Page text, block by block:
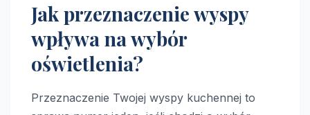
Jak przeznaczenie wyspy
wpływa na wybór
oświetlenia?
Przeznaczenie Twojej wyspy kuchennej to